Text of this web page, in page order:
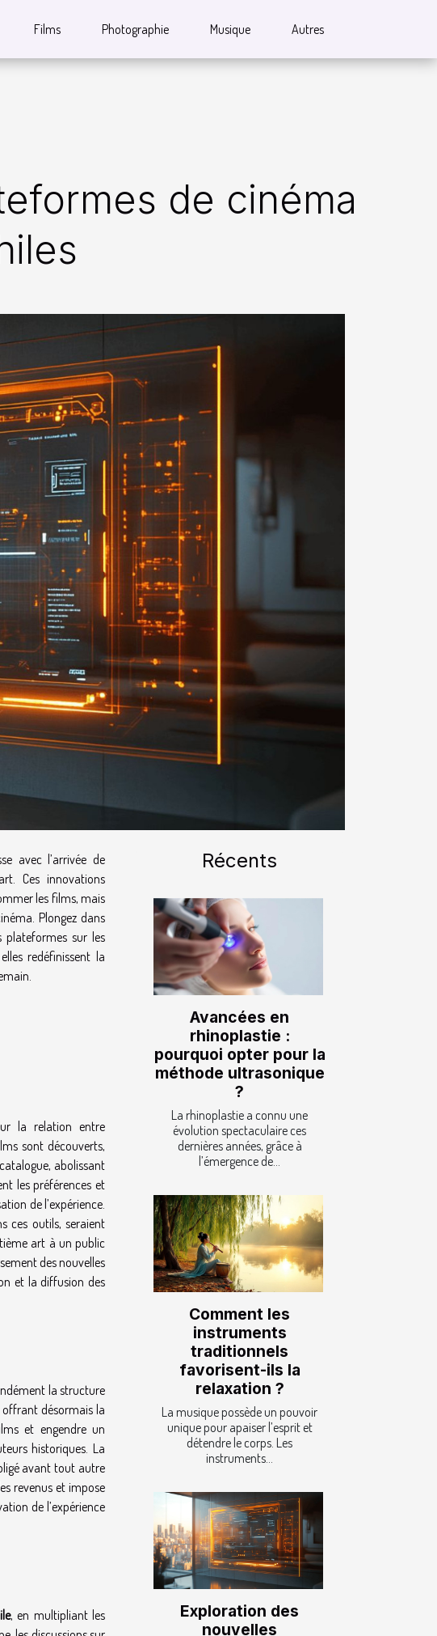
Films Photographie Musique Autres
de cinéma
avec l’arrivée de
Ces innovations
les films, mais
Plongez dans
plateformes sur les
redéfinissent la
la relation entre
sont découverts,
abolissant
les préférences et
de l’expérience.
ces outils, seraient
art à un public
des nouvelles
et la diffusion des
la structure
offrant désormais la
et engendre un
historiques. La
avant tout autre
revenus et impose
de l’expérience
, en multipliant les
Récents
Avancées en
rhinoplastie :
pourquoi opter pour la
méthode ultrasonique
?
La rhinoplastie a connu une
évolution spectaculaire ces
dernières années, grâce à
l’émergence de...
Comment les
instruments
traditionnels
favorisent-ils la
relaxation ?
La musique possède un pouvoir
unique pour apaiser l’esprit et
détendre le corps. Les
instruments...
Exploration des
nouvelles